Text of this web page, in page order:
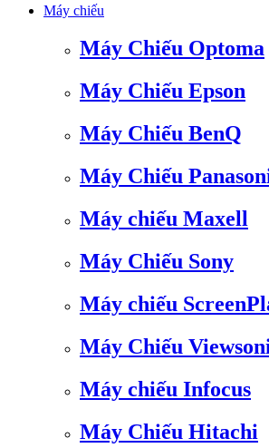
Máy chiếu
Máy Chiếu Optoma
Máy Chiếu Epson
Máy Chiếu BenQ
Máy Chiếu
Máy chiếu Maxell
Máy Chiếu Sony
Máy chiếu
Máy Chiếu
Máy chiếu Infocus
Máy Chiếu Hitachi